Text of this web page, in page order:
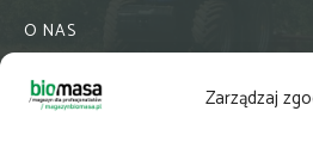
Zarządzaj
O NAS
WSPÓŁPRACA